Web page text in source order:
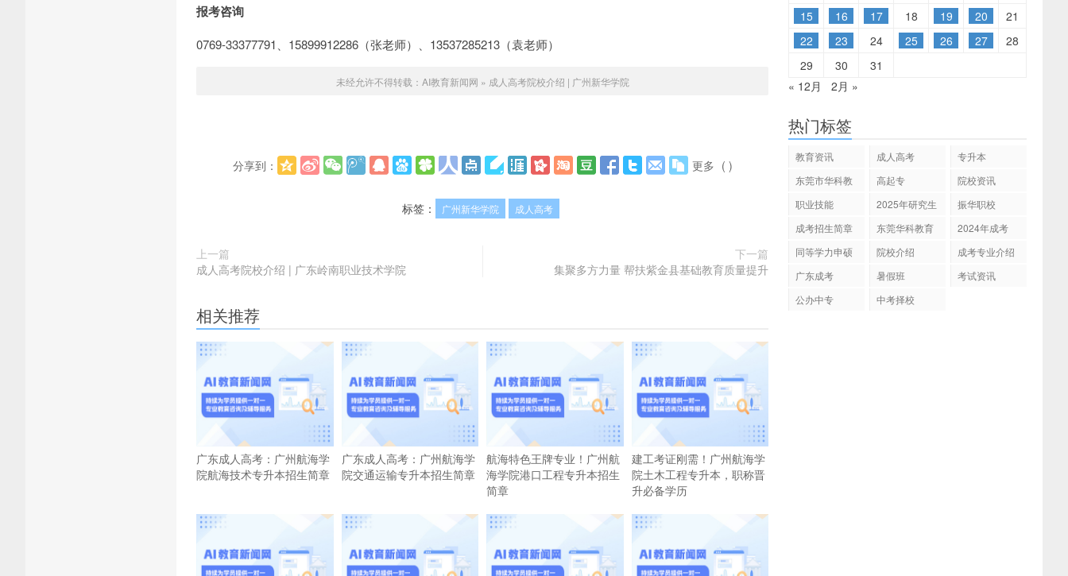
报考咨询
0769-33377791、15899912286（张老师）、13537285213（袁老师）
未经允许不得转载： AI教育新闻网 » 成人高考院校介绍 | 广州新华学院
分享到： 更多 ( )
标签： 广州新华学院 成人高考
上一篇
成人高考院校介绍 | 广东岭南职业技术学院
下一篇
集聚多方力量 帮扶紫金县基础教育质量提升
相关推荐
广东成人高考：广州航海学
院航海技术专升本招生简章
广东成人高考：广州航海学
院交通运输专升本招生简章
航海特色王牌专业！广州航
海学院港口工程专升本招生
简章
建工考证刚需！广州航海学
院土木工程专升本，职称晋
升必备学历
15
16 17 18 19 20
21
22
23 24 25 26 27
28
29
30
31
« 12月
2月 »
热门标签
教育资讯 成人高考
专升本
东莞市华科教
高起专
院校资讯
职业技能
2025年研究生
振华职校
成考招生简章
东莞华科教育
2024年成考
同等学力申硕
院校介绍
成考专业介绍
广东成考
暑假班
考试资讯
公办中专
中考择校